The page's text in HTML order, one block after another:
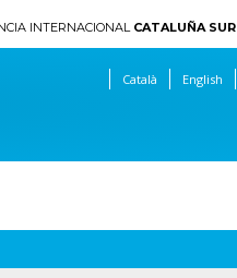
INTERNACIONAL CATALUÑA SUR
Català English